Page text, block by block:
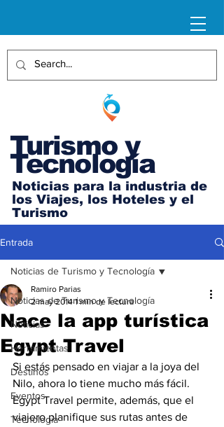
Turismo y
Tecnología
Noticias para la industria de
los Viajes, los Hoteles y el
Turismo
Entrada
Noticias de Turismo y Tecnología
Noticias
Herramientas
Destinos
Eventos
Tecnología
Noticias de Turismo y Tecnología
Nace la app turística
Egypt Travel
Ramiro Parias
2 may 2014 1 min de lectura
Si estás pensado en viajar a la joya del
Nilo, ahora lo tiene mucho más fácil.
Egypt Travel permite, además, que el
viajero planifique sus rutas antes de